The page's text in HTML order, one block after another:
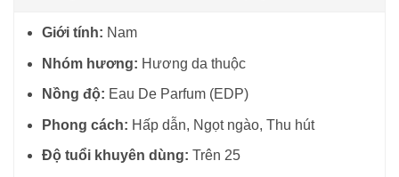
Giới tính: Nam
Nhóm hương: Hương da thuộc
Nồng độ: Eau De Parfum (EDP)
Phong cách: Hấp dẫn, Ngọt ngào, Thu hút
Độ tuổi khuyên dùng: Trên 25